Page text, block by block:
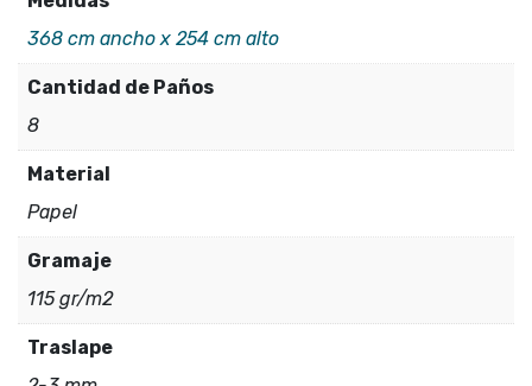
368 cm ancho x 254 cm alto
Cantidad de Paños
8
Material
Papel
Gramaje
115 gr/m2
Traslape